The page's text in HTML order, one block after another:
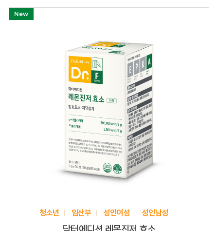
New
청소년 임산부 성인여성 성인남성